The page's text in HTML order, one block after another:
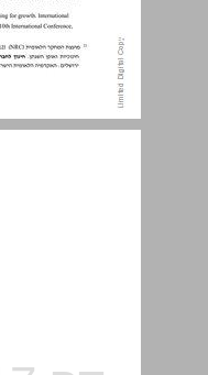
שכלול כישורי שיחה ושיח דבור ... 16